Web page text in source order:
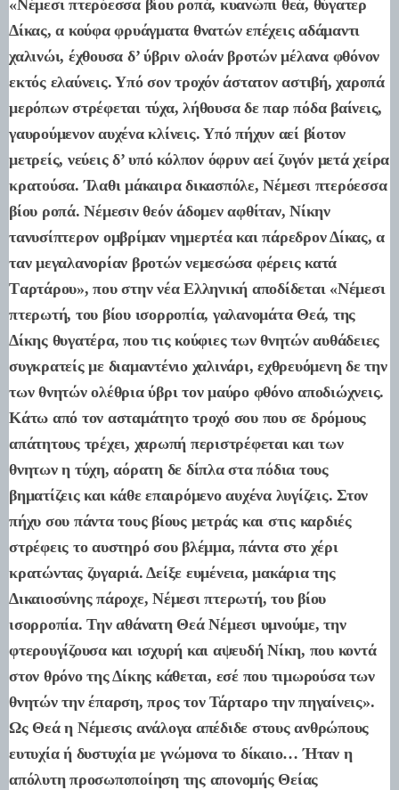
«Νέμεσι πτερόεσσα βίου ροπά, κυανώπι θεά, θύγατερ
Δίκας, α κούφα φρυάγματα θνατών επέχεις αδάμαντι
χαλινώι, έχθουσα δ’ ύβριν ολοάν βροτών μέλανα φθόνον
εκτός ελαύνεις. Υπό σον τροχόν άστατον αστιβή, χαροπά
μερόπων στρέφεται τύχα, λήθουσα δε παρ πόδα βαίνεις,
γαυρούμενον αυχένα κλίνεις. Υπό πήχυν αεί βίοτον
μετρείς, νεύεις δ’ υπό κόλπον όφρυν αεί ζυγόν μετά χείρα
κρατούσα. Ίλαθι μάκαιρα δικασπόλε, Νέμεσι πτερόεσσα
βίου ροπά. Νέμεσιν θεόν άδομεν αφθίταν, Νίκην
τανυσίπτερον ομβρίμαν νημερτέα και πάρεδρον Δίκας, α
ταν μεγαλανορίαν βροτών νεμεσώσα φέρεις κατά
Tαρτάρου», που στην νέα Ελληνική αποδίδεται «Νέμεσι
πτερωτή, του βίου ισορροπία, γαλανομάτα Θεά, της
Δίκης θυγατέρα, που τις κούφιες των θνητών αυθάδειες
συγκρατείς με διαμαντένιο χαλινάρι, εχθρευόμενη δε την
των θνητών ολέθρια ύβρι τον μαύρο φθόνο αποδιώχνεις.
Κάτω από τον ασταμάτητο τροχό σου που σε δρόμους
απάτητους τρέχει, χαρωπή περιστρέφεται και των
θνητων η τύχη, αόρατη δε δίπλα στα πόδια τους
βηματίζεις και κάθε επαιρόμενο αυχένα λυγίζεις. Στον
πήχυ σου πάντα τους βίους μετράς και στις καρδιές
στρέφεις το αυστηρό σου βλέμμα, πάντα στο χέρι
κρατώντας ζυγαριά. Δείξε ευμένεια, μακάρια της
Δικαιοσύνης πάροχε, Νέμεσι πτερωτή, του βίου
ισορροπία. Την αθάνατη Θεά Νέμεσι υμνούμε, την
φτερουγίζουσα και ισχυρή και αψευδή Νίκη, που κοντά
στον θρόνο της Δίκης κάθεται, εσέ που τιμωρούσα των
θνητών την έπαρση, προς τον Τάρταρο την πηγαίνεις».
Ως Θεά η Νέμεσις ανάλογα απέδιδε στους ανθρώπους
ευτυχία ή δυστυχία με γνώμονα το δίκαιο… Ήταν η
απόλυτη προσωποποίηση της απονομής Θείας